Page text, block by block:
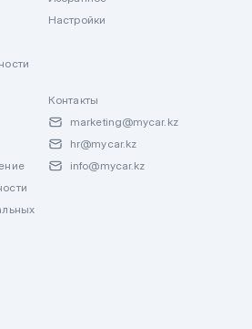
Настройки
Контакты
marketing@mycar.kz
hr@mycar.kz
info@mycar.kz